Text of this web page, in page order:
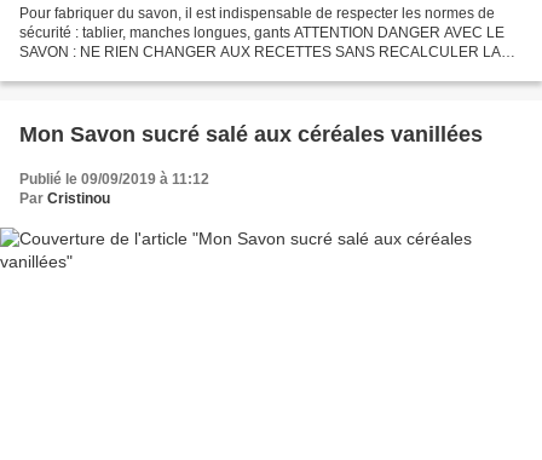
Pour fabriquer du savon, il est indispensable de respecter les normes de
sécurité : tablier, manches longues, gants ATTENTION DANGER AVEC LE
SAVON : NE RIEN CHANGER AUX RECETTES SANS RECALCULER LA
Mon Savon sucré salé aux céréales vanillées
Publié le 09/09/2019 à 11:12
Par Cristinou